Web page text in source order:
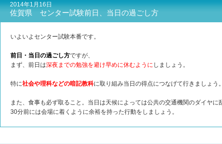
2014年1月16日
佐賀県 センター試験前日、当日の過ごし方
いよいよセンター試験本番です。
前日・当日の過ごし方ですが、
まず、前日は深夜までの勉強を避け早めに休むように しましょう。
特に社会や理科などの暗記教科に取り組み当日の得点につなげて行きましょう
また、食事も必ず取ること。当日は天候によっては公共の交通機関のダイヤに
30分前には会場に着くように余裕を持った行動をしましょう。